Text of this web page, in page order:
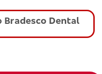
Bradesco Dental